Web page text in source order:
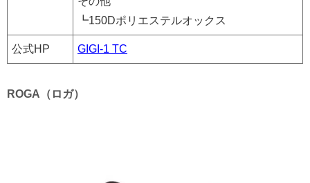
┗150Dポリエステルオックス
公式HP GIGI-1 TC
ROGA（ロガ）